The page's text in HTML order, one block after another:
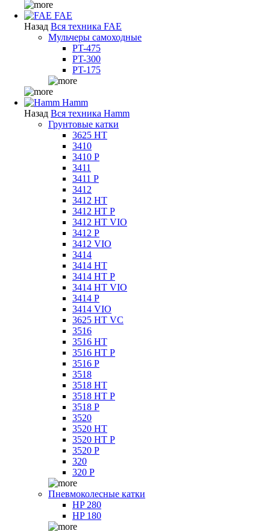
FAE
Назад Вся техника FAE
Мульчеры самоходные
PT-475
PT-300
PT-175
Hamm
Назад Вся техника Hamm
Грунтовые катки
3625 HT
3410
3410 P
3411
3411 P
3412
3412 HT
3412 HT P
3412 HT VIO
3412 P
3412 VIO
3414
3414 HT
3414 HT P
3414 HT VIO
3414 P
3414 VIO
3625 HT VC
3516
3516 HT
3516 HT P
3516 P
3518
3518 HT
3518 HT P
3518 P
3520
3520 HT
3520 HT P
3520 P
320
320 P
Пневмоколесные катки
HP 280
HP 180